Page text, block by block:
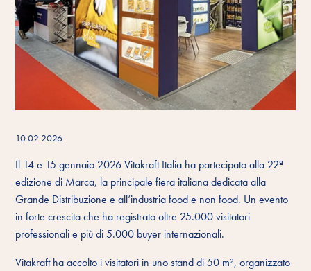
10.02.2026
Il 14 e 15 gennaio 2026 Vitakraft Italia ha partecipato alla 22ª
edizione di Marca, la principale fiera italiana dedicata alla
Grande Distribuzione e all’industria food e non food. Un evento
in forte crescita che ha registrato oltre 25.000 visitatori
professionali e più di 5.000 buyer internazionali.
Vitakraft ha accolto i visitatori in uno stand di 50 m², organizzato